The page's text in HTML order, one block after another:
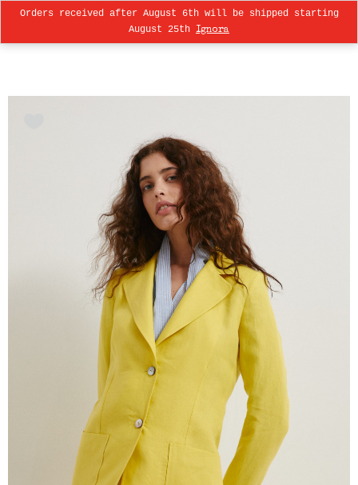
Orders received after August 6th will be shipped starting
August 25th Ignora